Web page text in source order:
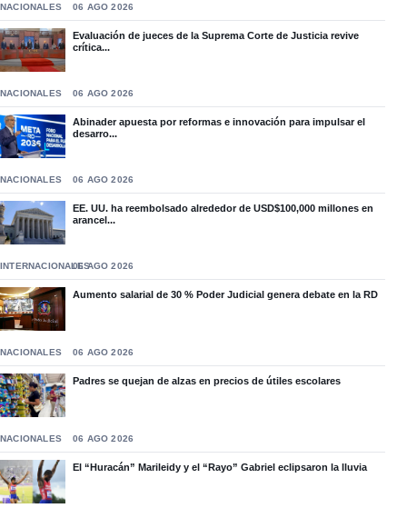
NACIONALES 06 AGO 2026
Evaluación de jueces de la Suprema Corte de Justicia revive
crítica...
NACIONALES 06 AGO 2026
Abinader apuesta por reformas e innovación para impulsar el
desarro...
NACIONALES 06 AGO 2026
EE. UU. ha reembolsado alrededor de USD$100,000 millones en
arancel...
INTERNACIONALES06 AGO 2026
Aumento salarial de 30 % Poder Judicial genera debate en la RD
NACIONALES 06 AGO 2026
Padres se quejan de alzas en precios de útiles escolares
NACIONALES 06 AGO 2026
El “Huracán” Marileidy y el “Rayo” Gabriel eclipsaron la lluvia